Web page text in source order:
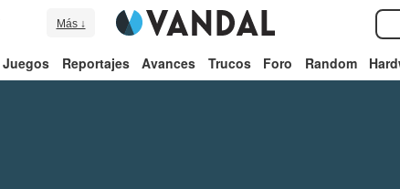
Más ↓
Juegos Reportajes Avances Trucos Foro Random